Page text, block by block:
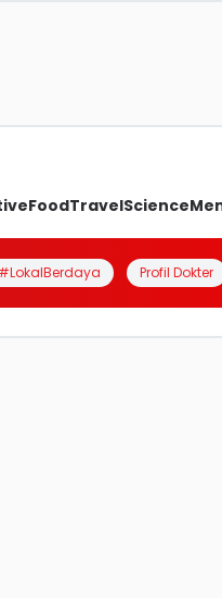
FoodTravelScience
#LokalBerdaya Profil Dokter